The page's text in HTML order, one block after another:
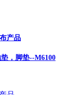
产品
，脚垫--M6100